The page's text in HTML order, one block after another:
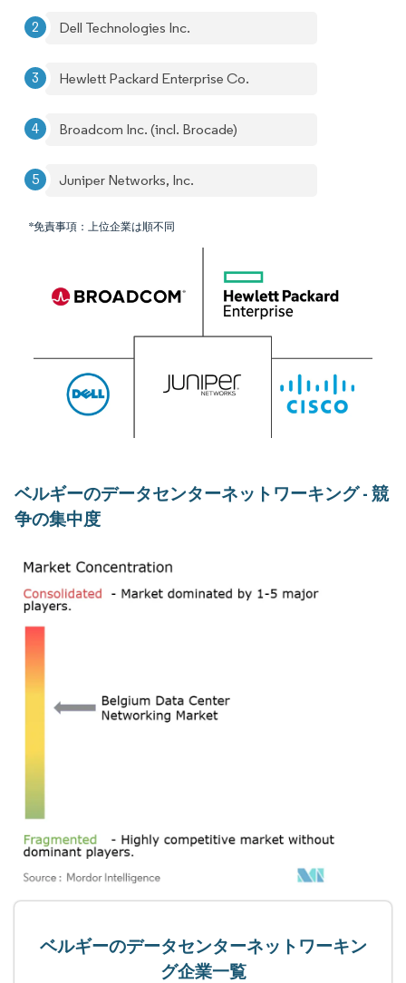
Dell Technologies Inc.
Hewlett Packard Enterprise Co.
Broadcom Inc. (incl. Brocade)
Juniper Networks, Inc.
*免責事項：上位企業は順不同
ベルギーのデータセンターネットワーキング - 競
争の集中度
ベルギーのデータセンターネットワーキン
グ企業一覧